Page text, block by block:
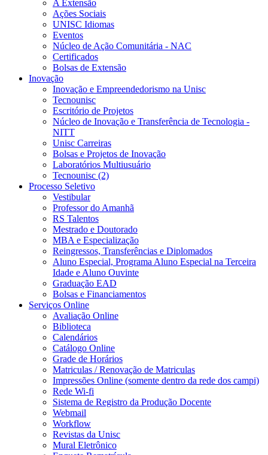
A Extensão
Ações Sociais
UNISC Idiomas
Eventos
Núcleo de Ação Comunitária - NAC
Certificados
Bolsas de Extensão
Inovação
Inovação e Empreendedorismo na Unisc
Tecnounisc
Escritório de Projetos
Núcleo de Inovação e Transferência de Tecnologia -
NITT
Unisc Carreiras
Bolsas e Projetos de Inovação
Laboratórios Multiusuário
Tecnounisc (2)
Processo Seletivo
Vestibular
Professor do Amanhã
RS Talentos
Mestrado e Doutorado
MBA e Especialização
Reingressos, Transferências e Diplomados
Aluno Especial, Programa Aluno Especial na Terceira
Idade e Aluno Ouvinte
Graduação EAD
Bolsas e Financiamentos
Serviços Online
Avaliação Online
Biblioteca
Calendários
Catálogo Online
Grade de Horários
Matriculas / Renovação de Matriculas
Impressões Online (somente dentro da rede dos campi)
Rede Wi-fi
Sistema de Registro da Produção Docente
Webmail
Workflow
Revistas da Unisc
Mural Eletrônico